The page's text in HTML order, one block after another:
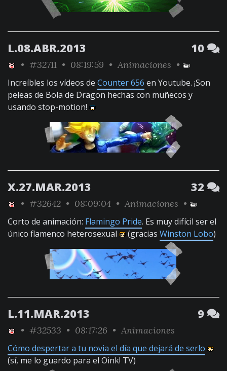
L.08.ABR.2013 10
• #32711 • 08:19:59 • Animaciones •
Increíbles los vídeos de Counter 656 en Youtube. ¡Son
peleas de Bola de Dragon hechas con muñecos y
usando stop-motion!
X.27.MAR.2013 32
• #32642 • 08:09:04 • Animaciones •
Corto de animación: Flamingo Pride. Es muy difícil ser el
único flamenco heterosexual
(gracias Winston Lobo)
L.11.MAR.2013 9
• #32533 • 08:17:26 • Animaciones
Cómo despertar a tu novia el día que dejará de serlo
(sí, me lo guardo para el Oink! TV)